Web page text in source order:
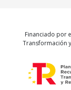
Financiado por
Transformación